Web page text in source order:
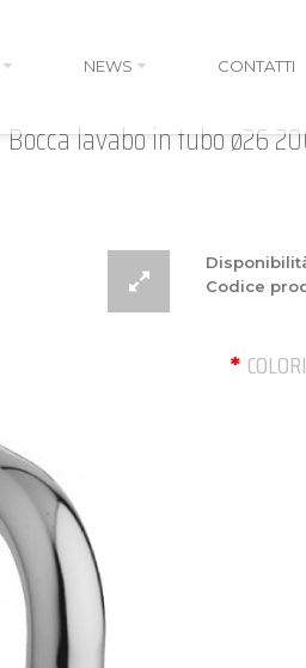
NEWS CONTATTI
Bocca lavabo in tubo ø26
Codice
COLORI